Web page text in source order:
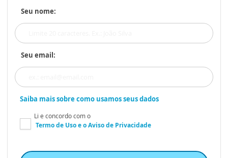
Seu nome:
Seu email:
Saiba mais sobre como usamos seus dados
Li e concordo com o
Termo de Usoe oAviso de Privacidade